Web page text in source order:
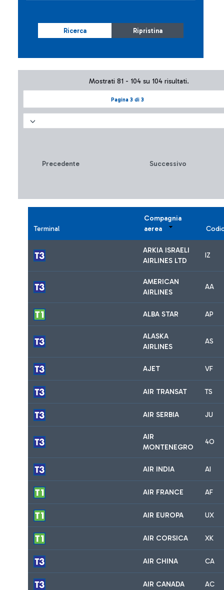
Ricerca Ripristina
Pagina 3 di 3
Mostrati 81 - 104 su 104 risultati.
Precedente Successivo
Terminal
Compagnia
aerea
ARKIA ISRAELI
AIRLINES LTD
IZ
AMERICAN
AIRLINES
AA
ALBA STAR AP
ALASKA
AIRLINES
AS
AJET VF
AIR TRANSAT TS
AIR SERBIA JU
AIR
MONTENEGRO
4O
AIR INDIA AI
AIR FRANCE AF
AIR EUROPA UX
AIR CORSICA XK
AIR CHINA CA
AIR CANADA AC